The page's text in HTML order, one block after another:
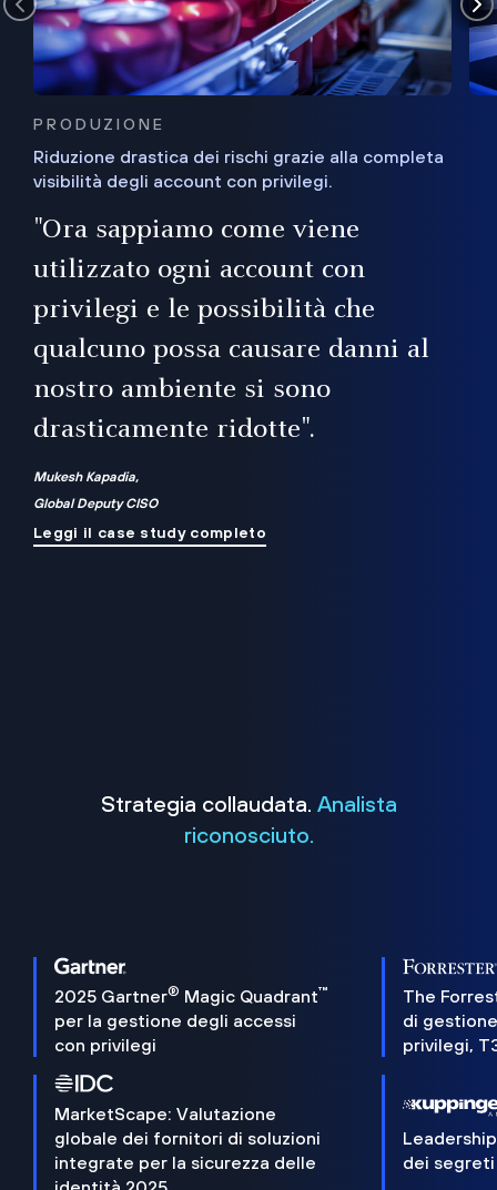
PRODUZIONE
Riduzione drastica dei rischi grazie alla completa
visibilità degli account con privilegi.
"Ora sappiamo come viene
utilizzato ogni account con
privilegi e le possibilità che
qualcuno possa causare danni al
nostro ambiente si sono
drasticamente ridotte".
Mukesh Kapadia,
Global Deputy CISO
Leggi il case study completo
Strategia collaudata. Analista
riconosciuto.
2025 Gartner® Magic Quadrant™
per la gestione degli accessi
con privilegi
The
di
privilegi,
MarketScape: Valutazione
globale dei fornitori di soluzioni
integrate per la sicurezza delle
dei segreti